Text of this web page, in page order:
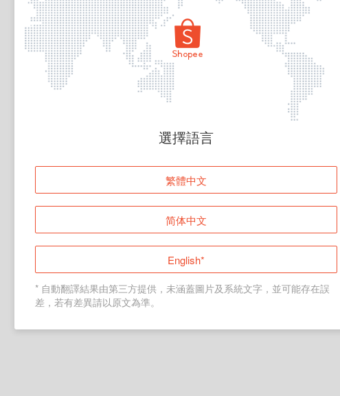
頁面無法顯示
登入
返回首頁
選擇語言
繁體中文
简体中文
English*
* 自動翻譯結果由第三方提供，未涵蓋圖片及系統文字，並可能存在誤
差，若有差異請以原文為準。